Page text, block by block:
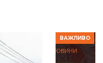
ВАЖЛИВО